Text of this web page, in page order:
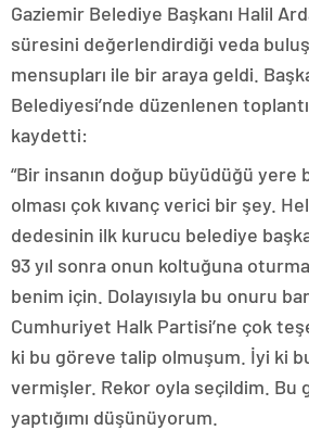
Gaziemir Belediye Başkanı Halil
süresini değerlendirdiği veda
mensupları ile bir araya geldi.
Belediyesi’nde düzenlenen
kaydetti:
“Bir insanın doğup büyüdüğü yere
olması çok kıvanç verici bir şey.
dedesinin ilk kurucu belediye
93 yıl sonra onun koltuğuna
benim için. Dolayısıyla bu onuru
Cumhuriyet Halk Partisi’ne çok
ki bu göreve talip olmuşum. İyi ki
vermişler. Rekor oyla seçildim. Bu
yaptığımı düşünüyorum.